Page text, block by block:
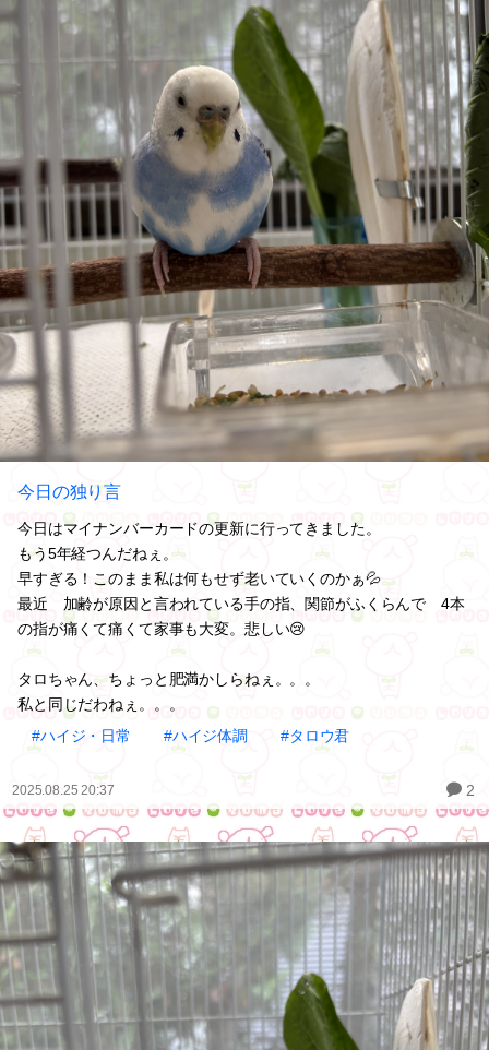
今日の独り言
今日はマイナンバーカードの更新に行ってきました。
もう5年経つんだねぇ。
早すぎる！このまま私は何もせず老いていくのかぁ💦
最近 加齢が原因と言われている手の指、関節がふくらんで 4本
の指が痛くて痛くて家事も大変。悲しい😢
タロちゃん、ちょっと肥満かしらねぇ。。。
私と同じだわねぇ。。。
#ハイジ・日常
#ハイジ体調 #タロウ君
2025.08.25 20:37 2